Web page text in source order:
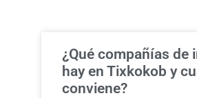
¿Qué compañías de
hay en Tixkokob y
conviene?